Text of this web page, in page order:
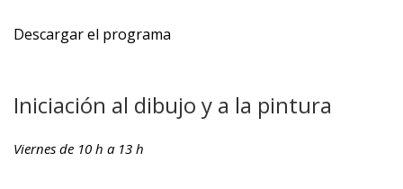
Descargar el programa
Iniciación al dibujo y a la pintura
Viernes de 10 h a 13 h